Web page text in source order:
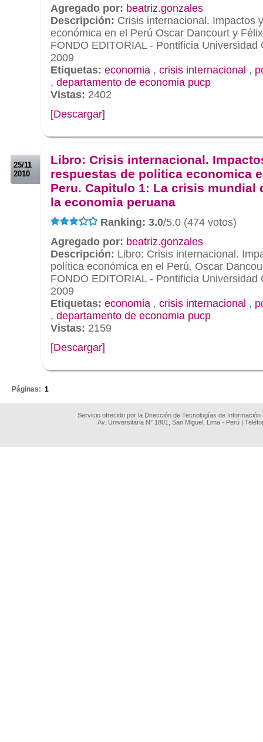
Agregado por: beatriz.gonzales
Descripción: Crisis internacional. Impactos
económica en el Perú Oscar Dancourt y
FONDO EDITORIAL - Pontificia Universidad
2009
Etiquetas: economia , crisis internacional ,
, departamento de economia pucp
Vistas: 2402
[Descargar]
25/11
2010
Libro: Crisis internacional.
respuestas de politica economica
Peru. Capitulo 1: La crisis mundial
la economia peruana
Ranking: 3.0/5.0 (474 votos)
Agregado por: beatriz.gonzales
Descripción: Libro: Crisis internacional.
política económica en el Perú. Oscar
FONDO EDITORIAL - Pontificia Universidad
2009
Etiquetas: economia , crisis internacional ,
, departamento de economia pucp
Vistas: 2159
[Descargar]
Páginas: 1
Servicio ofrecido por la Dirección de Tecnologías de
Av. Universitaria N° 1801, San Miguel, Lima - Perú |